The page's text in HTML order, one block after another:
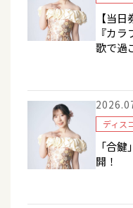
【当
『カ
歌で過
ディス
「合
開！